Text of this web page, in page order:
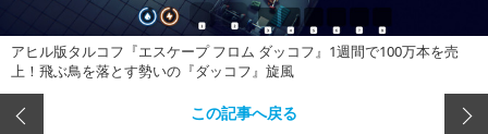
アヒル版タルコフ『エスケープ フロム ダッコフ』1週間で100万本を売
上！飛ぶ鳥を落とす勢いの『ダッコフ』旋風
この記事へ戻る